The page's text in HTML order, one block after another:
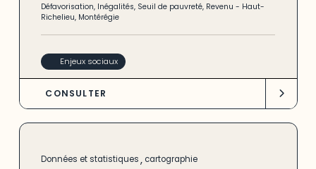
Défavorisation, Inégalités, Seuil de pauvreté, Revenu - Haut-
Richelieu, Montérégie
Enjeux sociaux
CONSULTER
Données et statistiques, cartographie